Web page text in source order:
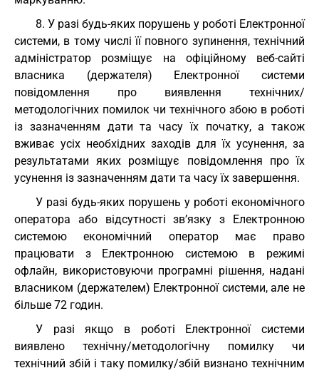
8. У разі будь-яких порушень у роботі Електронної
системи, в тому числі її повного зупинення, технічний
адміністратор розміщує на офіційному веб-сайті
власника (держателя) Електронної системи
повідомлення про виявлення технічних/
методологічних помилок чи технічного збою в роботі
із зазначенням дати та часу їх початку, а також
вживає усіх необхідних заходів для їх усунення, за
результатами яких розміщує повідомлення про їх
усунення із зазначенням дати та часу їх завершення.
У разі будь-яких порушень у роботі економічного
оператора або відсутності зв’язку з Електронною
системою економічний оператор має право
працювати з Електронною системою в режимі
офлайн, використовуючи програмні рішення, надані
власником (держателем) Електронної системи, але не
більше 72 годин.
У разі якщо в роботі Електронної системи
виявлено технічну/методологічну помилку чи
технічний збій і таку помилку/збій визнано технічним